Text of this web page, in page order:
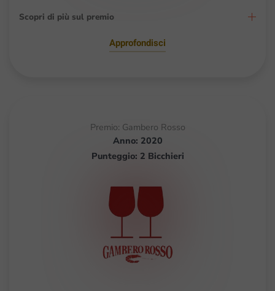
Scopri di più sul premio
Approfondisci
Premio: Gambero Rosso
Anno: 2020
Punteggio: 2 Bicchieri